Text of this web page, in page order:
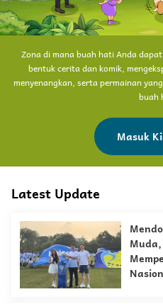
Zona di mana buah hati Anda
bentuk cerita dan komik,
menyenangkan, serta permainan
buah
Masuk
Latest Update